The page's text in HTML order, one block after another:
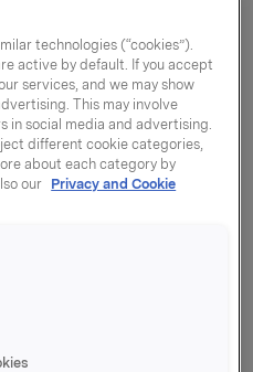
til middag og på
technologies (“cookies”).
active by default. If you accept
services, and we may show
This may involve
in social media and advertising.
different cookie categories,
about each category by
our
Privacy and Cookie